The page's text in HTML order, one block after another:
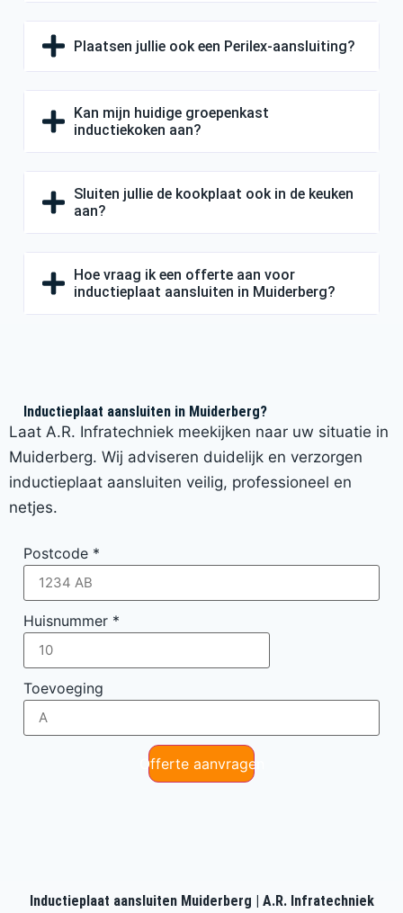
Plaatsen jullie ook een Perilex-aansluiting?
Kan mijn huidige groepenkast
inductiekoken aan?
Sluiten jullie de kookplaat ook in de keuken
aan?
Hoe vraag ik een offerte aan voor
inductieplaat aansluiten in Muiderberg?
Inductieplaat aansluiten in Muiderberg?
Laat A.R. Infratechniek meekijken naar uw situatie in
Muiderberg. Wij adviseren duidelijk en verzorgen
inductieplaat aansluiten veilig, professioneel en
netjes.
Postcode *
Huisnummer *
Toevoeging
Offerte aanvragen
Inductieplaat aansluiten Muiderberg | A.R. Infratechniek